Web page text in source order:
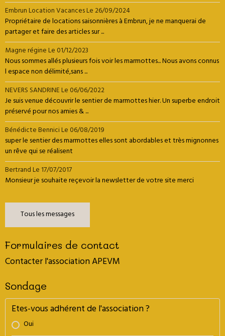
Embrun Location VacancesLe 26/09/2024
Propriétaire de locations saisonnières à Embrun, je ne manquerai de
partager et faire des articles sur ...
Magne régineLe 01/12/2023
Nous sommes allés plusieurs fois voir les marmottes... Nous avons connus
l espace non délimité,sans ...
NEVERS SANDRINELe 06/06/2022
Je suis venue découvrir le sentier de marmottes hier. Un superbe endroit
préservé pour nos amies & ...
Bénédicte BenniciLe 06/08/2019
super le sentier des marmottes elles sont abordables et très mignonnes
un rêve qui se réalisent
BertrandLe 17/07/2017
Monsieur je souhaite reçevoir la newsletter de votre site merci
Tous les messages
Formulaires de contact
Contacter l'association APEVM
Sondage
Etes-vous adhérent de l'association ?
Oui